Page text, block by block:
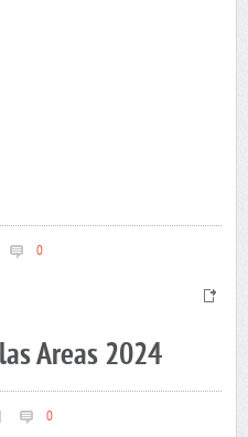
0
Areas 2024
0